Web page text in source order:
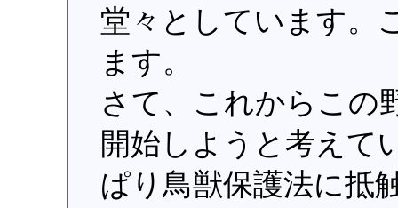
堂々としています。
ます。
さて、これからこの
開始しようと考えて
ぱり鳥獣保護法に抵